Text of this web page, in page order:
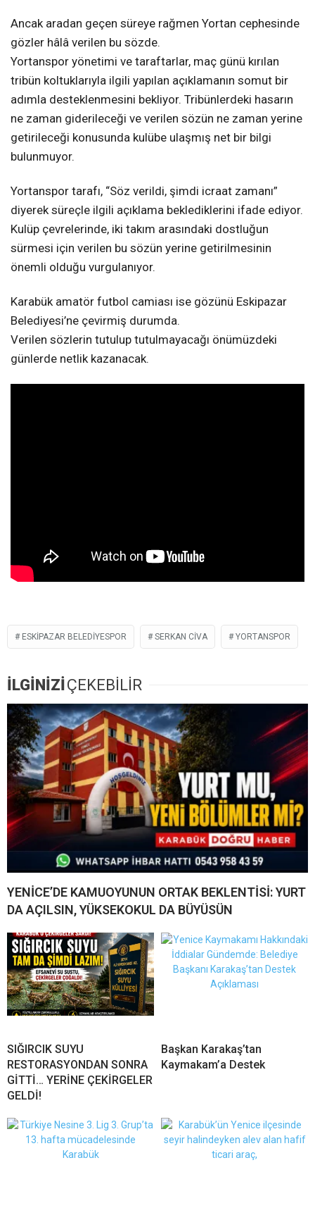
Ancak aradan geçen süreye rağmen Yortan cephesinde
gözler hâlâ verilen bu sözde.
Yortanspor yönetimi ve taraftarlar, maç günü kırılan
tribün koltuklarıyla ilgili yapılan açıklamanın somut bir
adımla desteklenmesini bekliyor. Tribünlerdeki hasarın
ne zaman giderileceği ve verilen sözün ne zaman yerine
getirileceği konusunda kulübe ulaşmış net bir bilgi
bulunmuyor.
Yortanspor tarafı, “Söz verildi, şimdi icraat zamanı”
diyerek süreçle ilgili açıklama beklediklerini ifade ediyor.
Kulüp çevrelerinde, iki takım arasındaki dostluğun
sürmesi için verilen bu sözün yerine getirilmesinin
önemli olduğu vurgulanıyor.
Karabük amatör futbol camiası ise gözünü Eskipazar
Belediyesi’ne çevirmiş durumda.
Verilen sözlerin tutulup tutulmayacağı önümüzdeki
günlerde netlik kazanacak.
ESKIPAZAR BELEDIYESPOR SERKAN CIVA YORTANSPOR
İLGİNİZİÇEKEBİLİR
YENİCE’DE KAMUOYUNUN ORTAK BEKLENTİSİ: YURT
DA AÇILSIN, YÜKSEKOKUL DA BÜYÜSÜN
SIĞIRCIK SUYU
RESTORASYONDAN SONRA
GİTTİ… YERİNE ÇEKİRGELER
GELDİ!
Başkan Karakaş’tan
Kaymakam’a Destek